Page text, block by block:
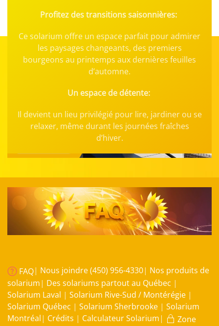
Profitez des transitions saisonnières:
Ce solarium offre un espace parfait pour admirer
les paysages changeants, des premiers
bourgeons au printemps aux dernières feuilles
d’automne.
Un espace de détente:
Il devient un lieu privilégié pour lire, jardiner ou se
relaxer, même durant les journées fraîches
d’hiver.
FAQ| Nous joindre (450) 956-4330| Nos produits de
solarium| Des solariums partout au Québec |
Solarium Laval | Solarium Rive-Sud / Montérégie |
Solarium Québec | Solarium Sherbrooke | Solarium
Montréal| Crédits | Calculateur Solarium| Zone